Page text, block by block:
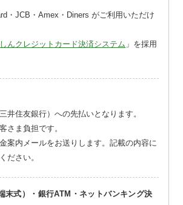
・JCB・Amex・Diners がご利用いただけ
んクレジットカード決済システム 」を採用
井住友銀行）への先払いとなります。
さま負担です。
案内メールをお送りします。記載の内容に
ださい。
末式）・銀行ATM・ネットバンキング決